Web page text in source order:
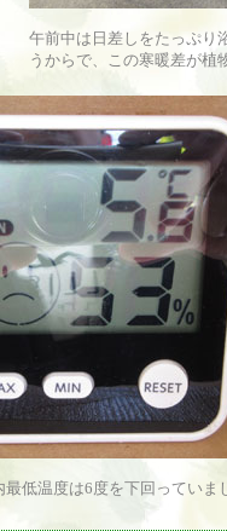
午前中は日差しをたっぷり
うからで、この寒暖差が植
最低温度は6度を下回っていま